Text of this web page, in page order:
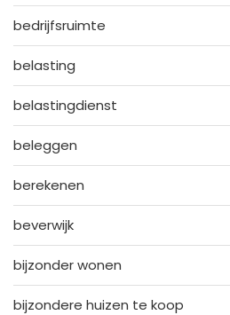
bedrijfsruimte
belasting
belastingdienst
beleggen
berekenen
beverwijk
bijzonder wonen
bijzondere huizen te koop